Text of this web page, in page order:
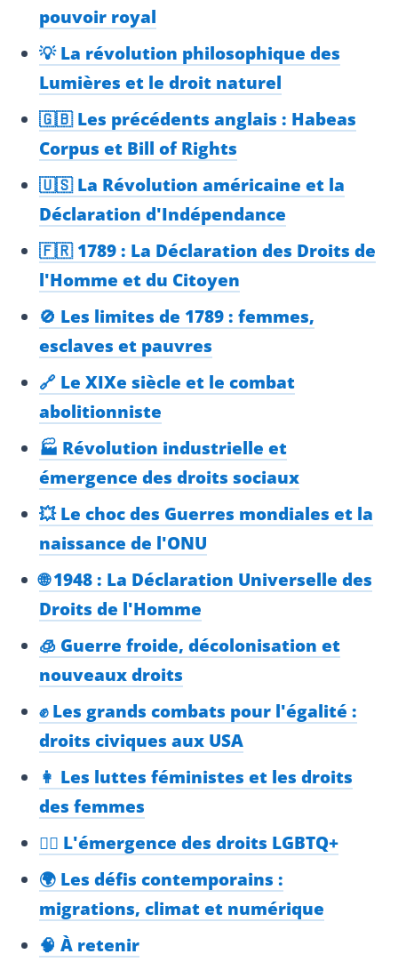
pouvoir royal
💡 La révolution philosophique des
Lumières et le droit naturel
🇬🇧 Les précédents anglais : Habeas
Corpus et Bill of Rights
🇺🇸 La Révolution américaine et la
Déclaration d'Indépendance
🇫🇷 1789 : La Déclaration des Droits de
l'Homme et du Citoyen
🚫 Les limites de 1789 : femmes,
esclaves et pauvres
🔗 Le XIXe siècle et le combat
abolitionniste
🏭 Révolution industrielle et
émergence des droits sociaux
💥 Le choc des Guerres mondiales et la
naissance de l'ONU
🌐 1948 : La Déclaration Universelle des
Droits de l'Homme
🧊 Guerre froide, décolonisation et
nouveaux droits
✊ Les grands combats pour l'égalité :
droits civiques aux USA
👩 Les luttes féministes et les droits
des femmes
🏳️‍🌈 L'émergence des droits LGBTQ+
🌍 Les défis contemporains :
migrations, climat et numérique
🧠 À retenir